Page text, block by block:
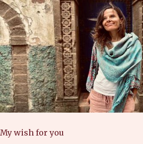
My wish for you